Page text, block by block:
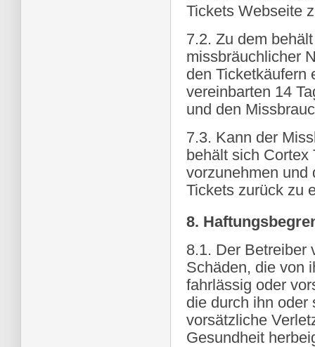
Tickets Webseite
7.2. Zu dem
missbräuchlicher
den Ticketkäufern
vereinbarten 14
und den
7.3. Kann der
behält sich
vorzunehmen und
Tickets zurück zu
8.
8.1. Der Betreiber
Schäden, die von
fahrlässig oder
die durch ihn oder
vorsätzliche
Gesundheit